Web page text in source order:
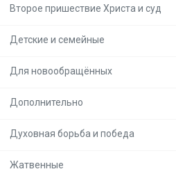
Второе пришествие Христа и суд
Детские и семейные
Для новообращённых
Дополнительно
Духовная борьба и победа
Жатвенные